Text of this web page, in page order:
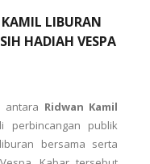
LIBURAN
HADIAH VESPA
antara Ridwan Kamil
perbincangan publik
bersama serta